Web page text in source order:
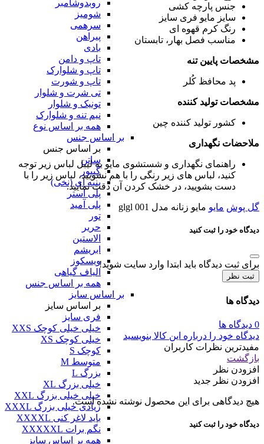
روبدوشامبر
شومیز
سرهمی
پیراهن
بادی
تاپ و دامن
تاپ و شلوارک
تاپ و شورت
تی شرت و شلوار
تونیک و شلوار
نیم تنه و شلوارک
همه بر اساس نوع
بر اساس جنس
بر اساس جنس
ساتن
گیپور
پنبه ای (نخی)
پلی استر
پلی آمید
تور
حریر
الاستین
ابریشم
ویسکوز
الیاف گیاهی
همه بر اساس جنس
بر اساس سایز
بر اساس سایز
فری سایز
خیلی خیلی کوچک XXS
خیلی کوچک XS
کوچک S
متوسط M
بزرگ L
خیلی بزرگ XL
خیلی خیلی بزرگ XXL
زیادی خیلی بزرگ XXXL
باید لاغر کنی XXXXL
نگم برات XXXXXL
همه بر اساس سایز
جنس پارچه کشی
سایز مایو فری سایز
رنگ کرم قهوه ای
مناسب فصل بهار، تابستان
مشخصات پایین تنه
پد محافظ کُلر
مشخصات تولید کننده
کشور تولید کننده چین
ملاحضات نگهداری
راهنمای نگهداری و شستشوی مایو به لیبل لباس زیر توجه
کنید، لباس های زیر رنگی را با هم نشویید، لباس زیر را با
دست بشویید، در خشک کردن آن دقت نمایید.
گل پوش مایو مایو زنانه مدل glgl 001
دیدگاه خود را ثبت کنید
برای ثبت دیدگاه باید ابتدا وارد سایت شوید!
ثبت نظر
دیدگاه ها
0 دیدگاه ها
دیدگاه خود را درباره این کالا بنویسید
مفیدترین نظرات کاربران
بازگشت
افزودن نظر
افزودن نظر جدید
هیچ دیدگاهی برای این محصول نوشته نشده است.
دیدگاه خود را ثبت کنید